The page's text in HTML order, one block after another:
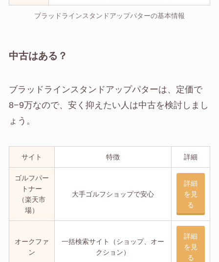
ブラッドラインスタンドアップパターの基本情報
中古はある？
ブラッドラインスタンドアップパターは、定価で
8−9万なので、安く抑えたい人は中古を検討しまし
ょう。
サイト 特徴 詳細
ゴルフパー
トナー
（楽天市
場）
大手ゴルフショップで安心
詳細
を見
る
オークファ
ン
一括検索サイト（ショップ、オー
クション）
詳細
を見
る